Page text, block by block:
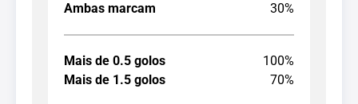
Ambas marcam
30%
Mais de 0.5 golos
100%
Mais de 1.5 golos
70%